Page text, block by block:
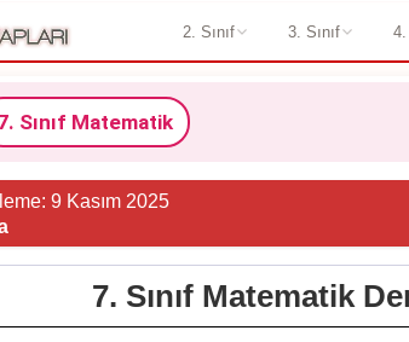
2. Sınıf 3. Sınıf 4.
Sınıf Matematik
9 Kasım 2025
7. Sınıf Matematik